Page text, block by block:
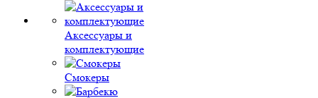
Аксессуары и
комплектующие
Смокеры